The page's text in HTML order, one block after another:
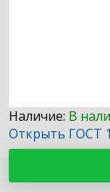
Наличие: В
Открыть ГОСТ